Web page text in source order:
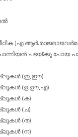
പടയ്‌ക്കു പോയ
(ഇ,ഈ)
(ഉ,ഊ,എ)
(ക)
(ച)
(ത)
(ന)